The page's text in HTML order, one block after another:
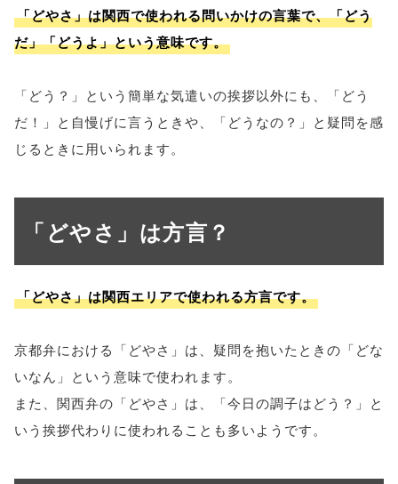
「どやさ」は関西で使われる問いかけの言葉で、「どう
だ」「どうよ」という意味です。
「どう？」という簡単な気遣いの挨拶以外にも、「どう
だ！」と自慢げに言うときや、「どうなの？」と疑問を感
じるときに用いられます。
「どやさ」は方言？
「どやさ」は関西エリアで使われる方言です。
京都弁における「どやさ」は、疑問を抱いたときの「どな
いなん」という意味で使われます。
また、関西弁の「どやさ」は、「今日の調子はどう？」と
いう挨拶代わりに使われることも多いようです。